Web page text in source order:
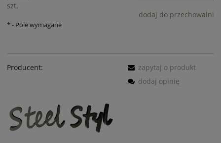
szt.
dodaj do przechowalni
*- Pole wymagane
Producent:
zapytaj o produkt
dodaj opinię